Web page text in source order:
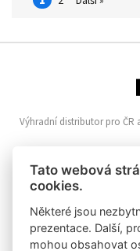
Výhradní distributor pro ČR
Tato webová
cookies.
Některé jsou
prezentace. Další,
mohou obsahovat